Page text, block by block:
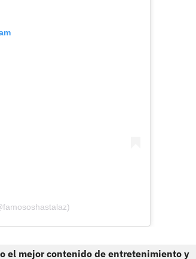
el mejor contenido de entretenimiento y